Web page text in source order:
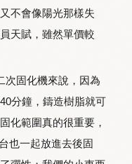
不會像陽光那樣失
天賦，雖然單價較
次固化機來說，因為
分鐘，鑄造樹脂就可
化範圍真的很重要，
也一起放進去後固